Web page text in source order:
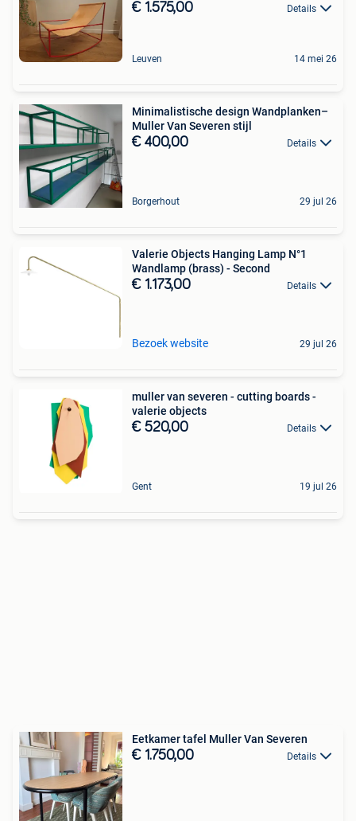
€ 1.575,00 Details
Leuven 14 mei 26
Minimalistische design Wandplanken–
Muller Van Severen stijl
€ 400,00 Details
Borgerhout 29 jul 26
Valerie Objects Hanging Lamp N°1
Wandlamp (brass) - Second
€ 1.173,00 Details
Bezoek website 29 jul 26
muller van severen - cutting boards -
valerie objects
€ 520,00 Details
Gent 19 jul 26
Eetkamer tafel Muller Van Severen
€ 1.750,00 Details